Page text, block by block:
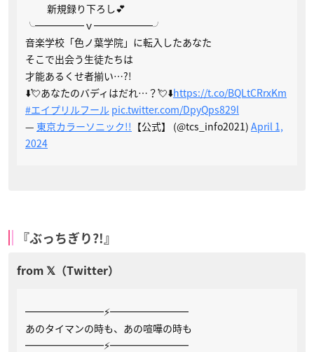
新規録り下ろし💕
╰━━━━━ｖ━━━━━━╯
音楽学校「色ノ葉学院」に転入したあなた
そこで出会う生徒たちは
才能あるくせ者揃い…?!
⬇️💘あなたのバディはだれ…？💘⬇️https://t.co/BQLtCRrxKm
#エイプリルフール pic.twitter.com/DpyQps829l
— 東京カラーソニック!! 【公式】 (@tcs_info2021) April 1,
2024
『ぶっちぎり?!』
━━━━━━━━⚡️━━━━━━━━
あのタイマンの時も、あの喧嘩の時も
━━━━━━━━⚡️━━━━━━━━